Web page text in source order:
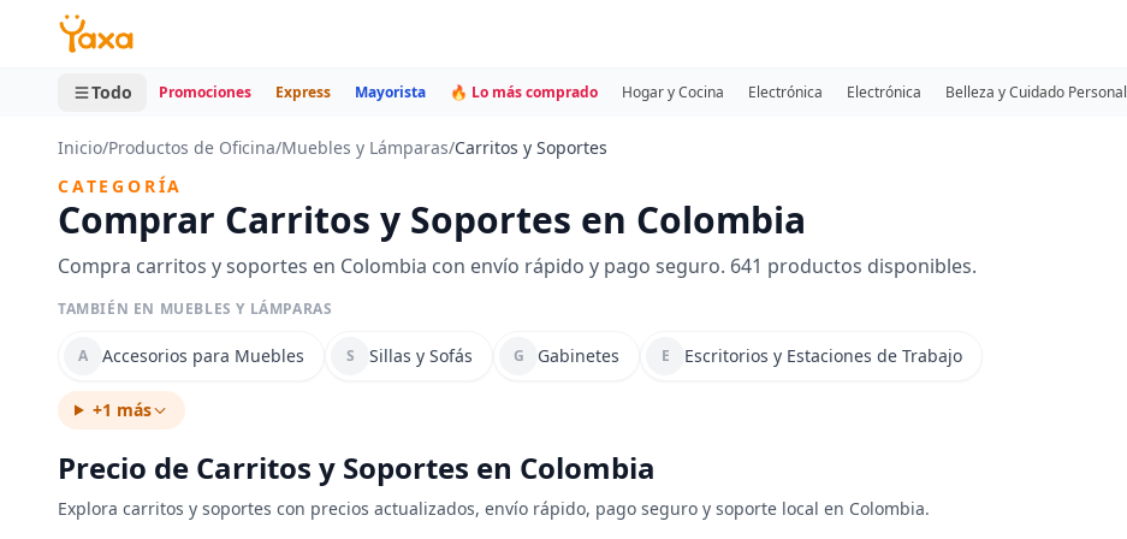
MINI CARRITO
0 productos
Todo Promociones Express Mayorista 🔥 Lo más comprado Hogar y Cocina Electrónica Electrónica Belleza y Cuidado Personal
Inicio/Productos de Oficina/Muebles y Lámparas/Carritos y Soportes
CATEGORÍA
Comprar Carritos y Soportes en Colombia
Compra carritos y soportes en Colombia con envío rápido y pago seguro. 641 productos disponibles.
TAMBIÉN EN MUEBLES Y LÁMPARAS
A Accesorios para Muebles S Sillas y Sofás G Gabinetes E Escritorios y Estaciones de Trabajo
+1 más
Precio de Carritos y Soportes en Colombia
Explora carritos y soportes con precios actualizados, envío rápido, pago seguro y soporte local en Colombia.